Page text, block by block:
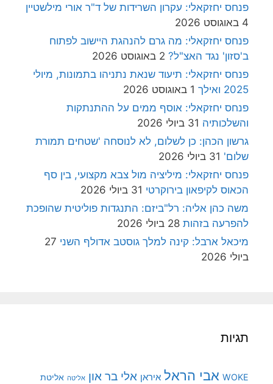
פנחס יחזקאלי: עקרון השרידות של ד"ר אורי מילשטיין
4 באוגוסט 2026
פנחס יחזקאלי: מה גרם להנהגת היישוב לפתוח
ב'סזון' נגד האצ"ל? 2 באוגוסט 2026
פנחס יחזקאלי: תיעוד שנאת נתניהו בתמונות, מיולי
2025 ואילך
1 באוגוסט 2026
פנחס יחזקאלי: אוסף ממים על ההתנתקות
והשלכותיה 31 ביולי 2026
גרשון הכהן: כן לשלום, לא לנוסחה 'שטחים תמורת
שלום' 31 ביולי 2026
פנחס יחזקאלי: מיליציה מול צבא מקצועי, בין סף
הכאוס לקיפאון בירוקרטי 31 ביולי 2026
משה כהן אליה: רל"ביזם: התנגדות פוליטית שהופכת
להפרעה בזהות 28 ביולי 2026
מיכאל ארבל: קינה למלך גוסטב אדולף השני 27
ביולי 2026
תגיות
WOKE אבי הראל איראן אלי בר און אליטה אליטת